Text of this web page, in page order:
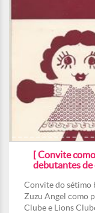
[ Convite
debutantes
Convite do sétimo
Zuzu Angel como
Clube e Lions